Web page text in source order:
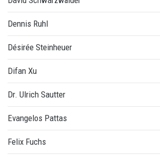
Dennis Ruhl
Désirée Steinheuer
Difan Xu
Dr. Ulrich Sautter
Evangelos Pattas
Felix Fuchs